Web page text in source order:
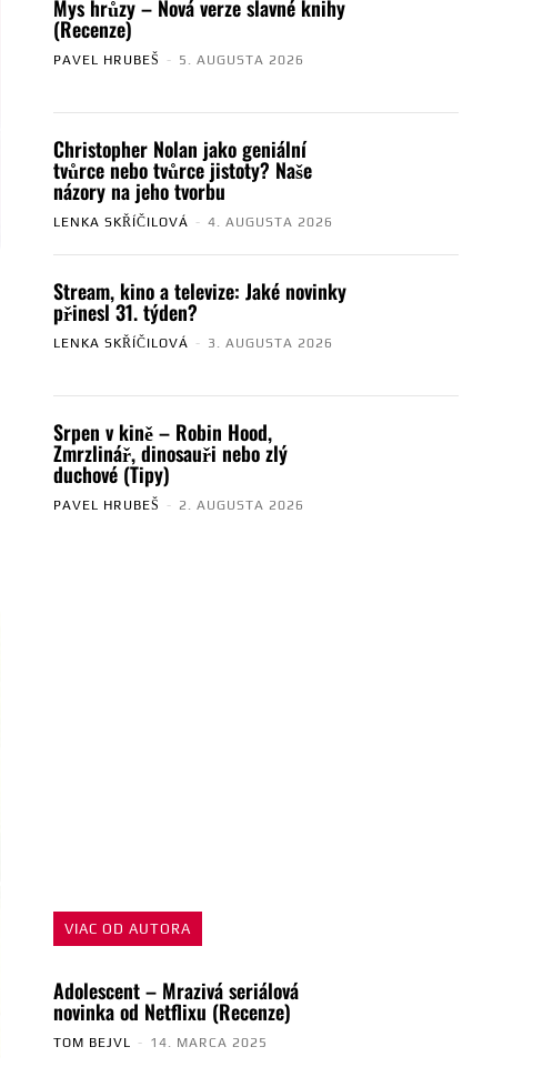
Mys hrůzy – Nová verze slavné knihy
(Recenze)
PAVEL HRUBEŠ - 5. AUGUSTA 2026
Christopher Nolan jako geniální
tvůrce nebo tvůrce jistoty? Naše
názory na jeho tvorbu
LENKA SKŘÍČILOVÁ - 4. AUGUSTA 2026
Stream, kino a televize: Jaké novinky
přinesl 31. týden?
LENKA SKŘÍČILOVÁ - 3. AUGUSTA 2026
Srpen v kině – Robin Hood,
Zmrzlinář, dinosauři nebo zlý
duchové (Tipy)
PAVEL HRUBEŠ - 2. AUGUSTA 2026
VIAC OD AUTORA
Adolescent – Mrazivá seriálová
novinka od Netflixu (Recenze)
TOM BEJVL - 14. MARCA 2025